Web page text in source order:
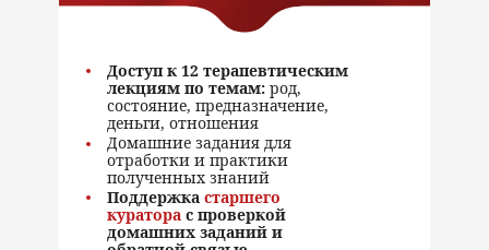
Доступ к 12 терапевтическим
лекциям по темам: род,
состояние, предназначение,
деньги, отношения
Домашние задания для
отработки и практики
полученных знаний
Поддержка старшего
куратора с проверкой
домашних заданий и